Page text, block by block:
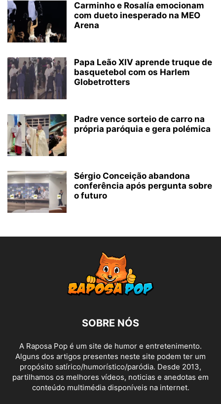
Carminho e Rosalía emocionam
com dueto inesperado na MEO
Arena
Papa Leão XIV aprende truque de
basquetebol com os Harlem
Globetrotters
Padre vence sorteio de carro na
própria paróquia e gera polémica
Sérgio Conceição abandona
conferência após pergunta sobre
o futuro
SOBRE NÓS
A Raposa Pop é um site de humor e entretenimento.
Alguns dos artigos presentes neste site podem ter um
propósito satírico/humorístico/paródia. Desde 2013,
partilhamos os melhores vídeos, noticias e anedotas em
conteúdo multimédia disponíveis na internet.